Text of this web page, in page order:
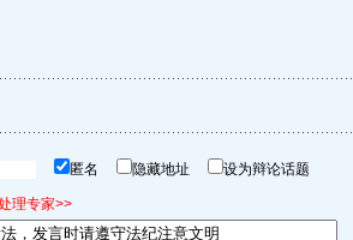
匿名 隐藏地址 设为辩论话题
理专家>>